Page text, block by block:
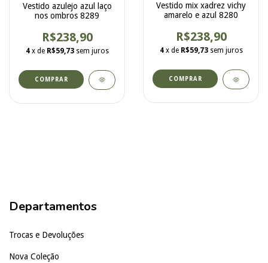
Vestido azulejo azul laço
nos ombros 8289
R$238,90
4 x de R$59,73 sem juros
COMPRAR
Vestido mix xadrez vichy
amarelo e azul 8280
R$238,90
4 x de R$59,73 sem juros
COMPRAR
Departamentos
Trocas e Devoluções
Nova Coleção